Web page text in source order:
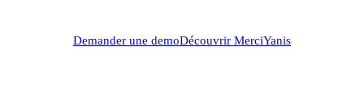
Demander une demoDécouvrir MerciYanis